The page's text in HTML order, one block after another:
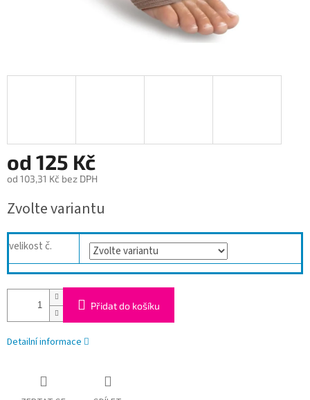
od 125 Kč
od 103,31 Kč bez DPH
cena:
Zvolte variantu
velikost č.
Přidat do košíku
Detailní informace